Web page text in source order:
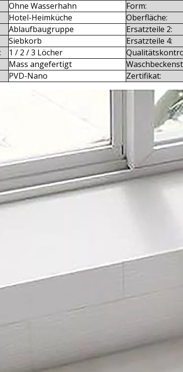
Ohne Wasserhahn Form:
Hotel-Heimküche Oberfläche:
Ablaufbaugruppe Ersatzteile 2:
Siebkorb Ersatzteile 4:
1 / 2 / 3 Löcher
Mass angefertigt
PVD-Nano Zertifikat: